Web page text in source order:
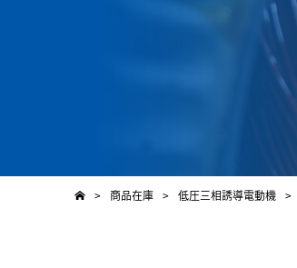
> 商品在庫 > 低圧三相誘導電動機 >